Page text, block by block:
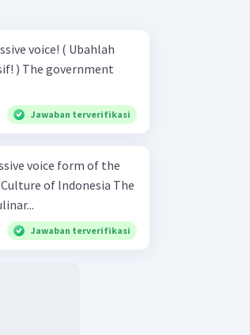
( Ubahlah
Jawaban terverifikasi
voice form of the
Jawaban terverifikasi